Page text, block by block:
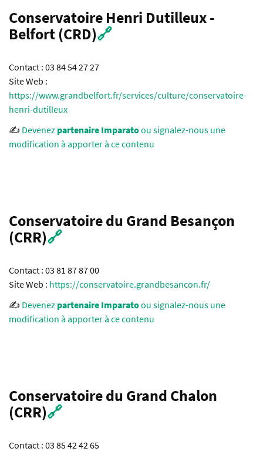
Conservatoire Henri Dutilleux -
Belfort (CRD)🔗
Contact : 03 84 54 27 27
Site Web :
https://www.grandbelfort.fr/services/culture/conservatoire-
henri-dutilleux
✍️ Devenez partenaire Imparatoou signalez-nous une
modification à apporter à ce contenu
Conservatoire du Grand Besançon
(CRR)🔗
Contact : 03 81 87 87 00
Site Web : https://conservatoire.grandbesancon.fr/
✍️ Devenez partenaire Imparatoou signalez-nous une
modification à apporter à ce contenu
Conservatoire du Grand Chalon
(CRR)🔗
Contact : 03 85 42 42 65